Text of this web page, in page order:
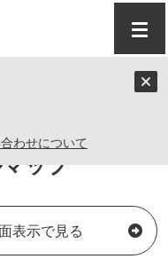
わせについて
ップ
表示で見る